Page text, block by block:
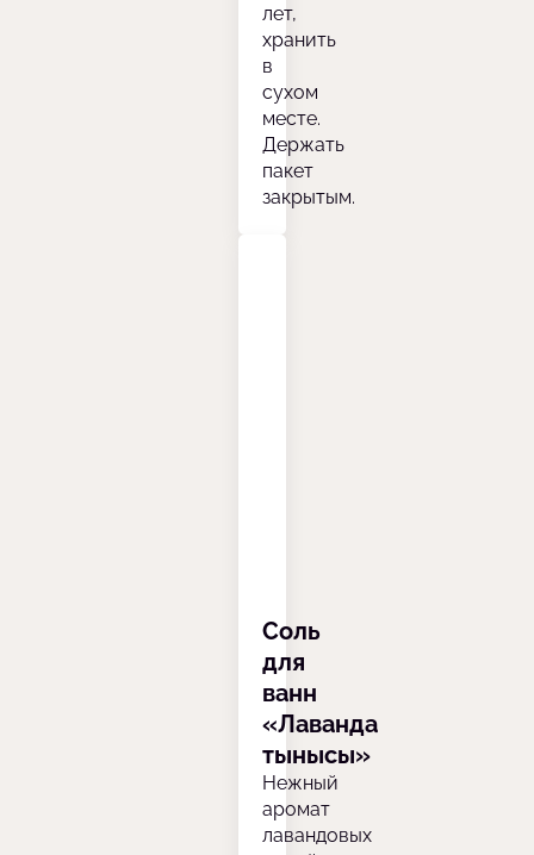
лет,
хранить
в
сухом
месте.
Держать
пакет
закрытым.
Соль
для
ванн
«Лаванда
тынысы»
Нежный
аромат
лавандовых